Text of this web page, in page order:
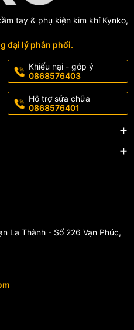
tay & phụ kiện kim khí Kynko,
đại lý phân phối.
Khiếu nại - góp ý
0868576403
Hỗ trợ sửa chữa
0868576401
La Thành - Số 226 Vạn Phúc,